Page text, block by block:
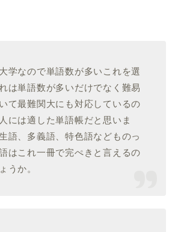
学なので単語数が多いこれを選
は単語数が多いだけでなく難易
て最難関大にも対応しているの
には適した単語帳だと思いま
語、多義語、特色語などものっ
はこれ一冊で完ぺきと言えるの
うか。